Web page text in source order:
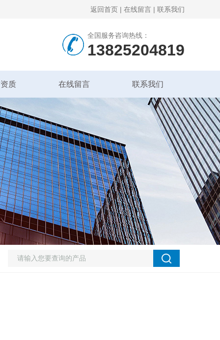
返回首页 | 在线留言 | 联系我们
全国服务咨询热线：
13825204819
质 在线留言 联系我们